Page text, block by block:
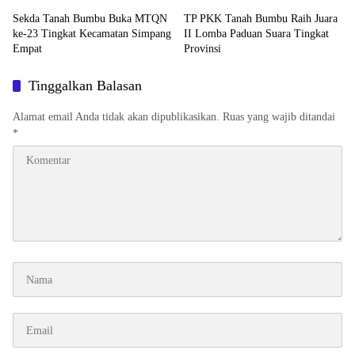
Sekda Tanah Bumbu Buka MTQN
ke-23 Tingkat Kecamatan Simpang
Empat
TP PKK Tanah Bumbu Raih Juara
II Lomba Paduan Suara Tingkat
Provinsi
Tinggalkan Balasan
Alamat email Anda tidak akan dipublikasikan. Ruas yang wajib ditandai
*